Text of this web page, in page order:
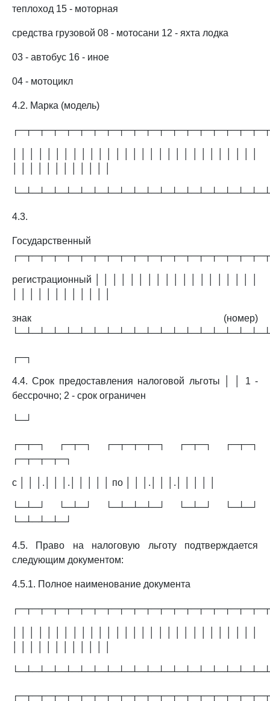
теплоход 15 - моторная
средства грузовой 08 - мотосани 12 - яхта лодка
03 - автобус 16 - иное
04 - мотоцикл
4.2. Марка (модель)
4.3.
Государственный
регистрационный │ │ │ │ │ │ │ │ │ │ │ │ │ │ │ │ │ │ │
знак (номер)
┌─┐
4.4. Срок предоставления налоговой льготы │ │ 1 -
бессрочно; 2 - срок ограничен
└─┘
┌─┬─┐ ┌─┬─┐ ┌─┬─┬─┬─┐ ┌─┬─┐ ┌─┬─┐
┌─┬─┬─┬─┐
с │ │ │.│ │ │.│ │ │ │ │ по │ │ │.│ │ │.│ │ │ │ │
└─┴─┘ └─┴─┘ └─┴─┴─┴─┘ └─┴─┘ └─┴─┘
└─┴─┴─┴─┘
4.5. Право на налоговую льготу подтверждается
следующим документом:
4.5.1. Полное наименование документа